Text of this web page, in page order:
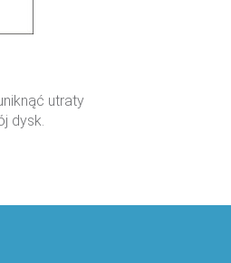
utraty
dysk.